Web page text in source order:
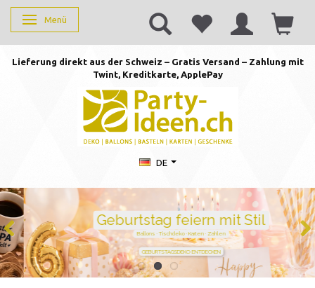
Anzeige ändern
Menü
Lieferung direkt aus der Schweiz – Gratis Versand – Zahlung mit
Twint, Kreditkarte, ApplePay
DE
Geburtstag feiern mit Stil
Ballons · Tischdeko · Karten · Zahlen
GEBURTSTAGSDEKO ENTDECKEN